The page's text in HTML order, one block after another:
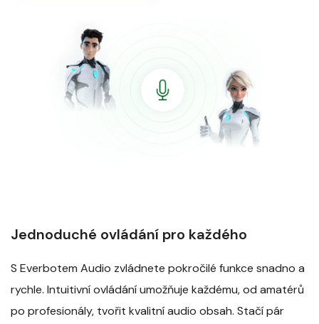
Jednoduché ovládání pro každého
S Everbotem Audio zvládnete pokročilé funkce snadno a
rychle. Intuitivní ovládání umožňuje každému, od amatérů
po profesionály, tvořit kvalitní audio obsah. Stačí pár